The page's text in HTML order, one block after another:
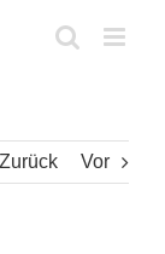
Zurück Vor